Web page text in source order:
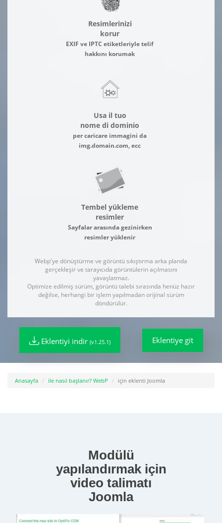
Resimlerinizi
korur
EXIF ve IPTC etiketleriyle telif
hakkını korumak
Usa il tuo
nome di dominio
per caricare immagini da
img.domain.com, ecc
Tembel yükleme
resimler
Sayfalar arasında gezinirken
resimler yüklenir
Webp'ye dönüştürme ve görüntü sıkıştırma arka planda
gerçekleşir ve tarayıcıda görüntülerin açılmasını
yavaşlatmaz.
Optimize edilmiş sürüm, görüntü talebi sırasında henüz hazır
değilse, herhangi bir işlem yapılmadan orijinal sürüm
döndürülür.
Eklentiyi indir (v1.25.1) Eklentiye git
Anasayfa ile nasıl başlanır? WebP için eklenti Joomla
Modülü
yapılandırmak için
video talimatı
Joomla